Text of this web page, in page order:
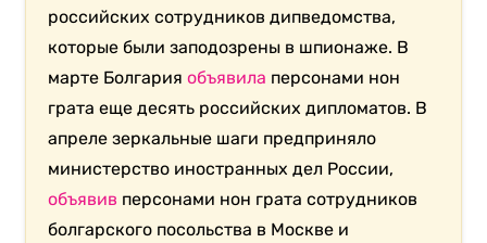
российских сотрудников дипведомства,
которые были заподозрены в шпионаже. В
марте Болгарияобъявила персонами нон
грата еще десять российских дипломатов. В
апреле зеркальные шаги предприняло
министерство иностранных дел России,
объявив персонами нон грата сотрудников
болгарского посольства в Москве и